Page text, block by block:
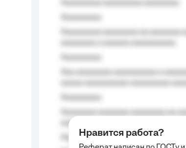
aaaa aaaa.
Aaaaaaaaa
Нравится работа?